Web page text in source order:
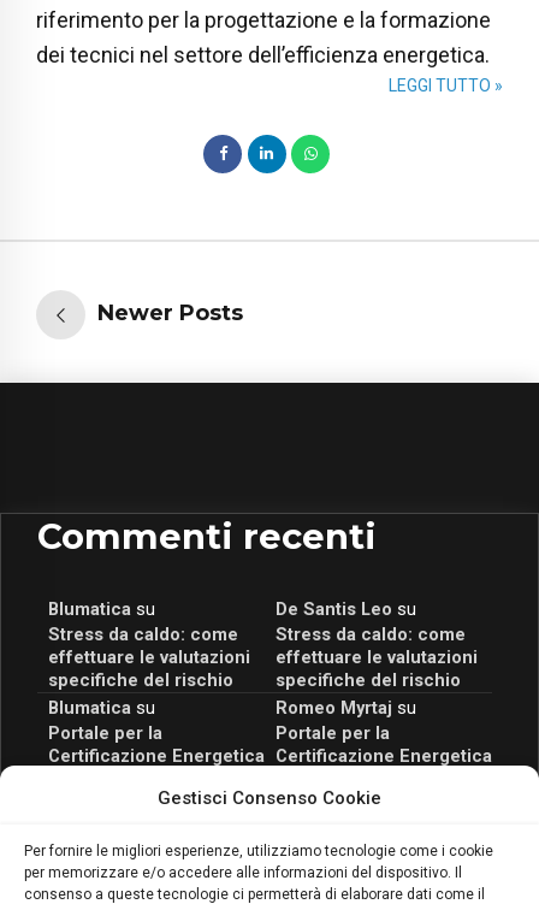
Gestisci Consenso Cookie
Per fornire le migliori esperienze, utilizziamo tecnologie come i cookie
per memorizzare e/o accedere alle informazioni del dispositivo. Il
consenso a queste tecnologie ci permetterà di elaborare dati come il
riferimento per la progettazione e la formazione
dei tecnici nel settore dell’efficienza energetica.
LEGGI TUTTO »
Newer Posts
Commenti recenti
Blumatica su
Stress da caldo: come
effettuare le valutazioni
specifiche del rischio
De Santis Leo su
Stress da caldo: come
effettuare le valutazioni
specifiche del rischio
Blumaticasu
Portale per la
Certificazione Energetica
scopri il Corso Blumatica
Romeo Myrtaj su
Portale per la
Certificazione Energetica
scopri il Corso Blumatica
Blumaticasu
Coordinatore della